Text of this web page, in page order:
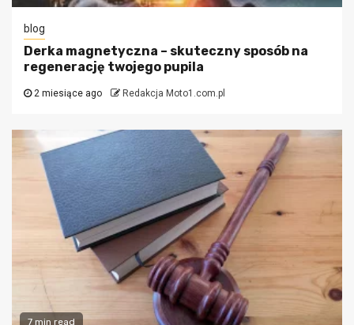
blog
Derka magnetyczna – skuteczny sposób na
regenerację twojego pupila
2 miesiące ago Redakcja Moto1.com.pl
7 min read